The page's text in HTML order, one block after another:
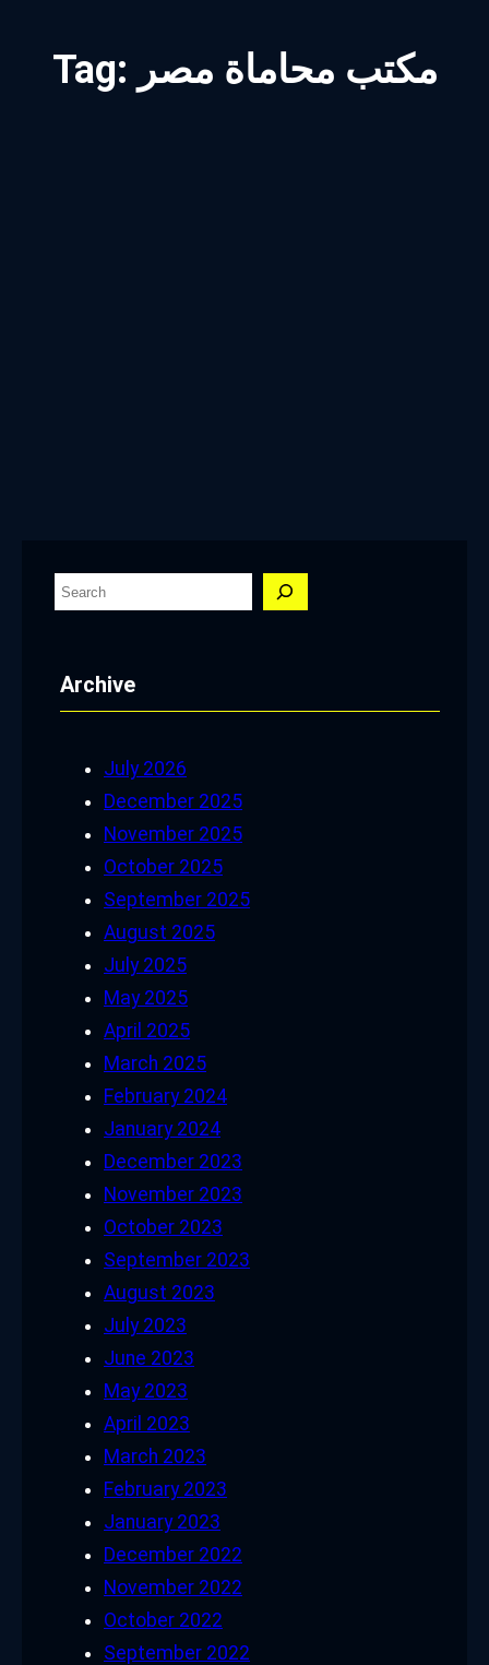
Tag: مكتب محاماة مصر
S
rArchive
July 2026
December 2025
November 2025
October 2025
September 2025
August 2025
July 2025
May 2025
April 2025
March 2025
February 2024
January 2024
December 2023
November 2023
October 2023
September 2023
August 2023
July 2023
June 2023
May 2023
April 2023
March 2023
February 2023
January 2023
December 2022
November 2022
October 2022
September 2022